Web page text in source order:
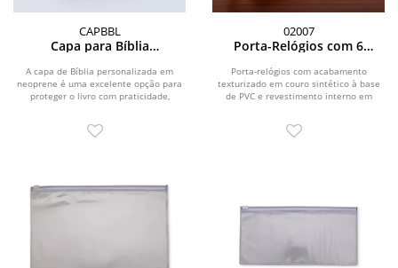
CAPBBL
Capa para Bíblia
A capa de Bíblia personalizada em
neoprene é uma excelente opção para
proteger o livro com praticidade,
02007
Porta-Relógios com 6
Porta-relógios com acabamento
texturizado em couro sintético à base
de PVC e revestimento interno em